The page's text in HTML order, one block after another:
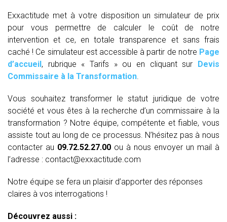
Exxactitude met à votre disposition un simulateur de prix
pour vous permettre de calculer le coût de notre
intervention et ce, en totale transparence et sans frais
caché ! Ce simulateur est accessible à partir de notre Page
d’accueil, rubrique « Tarifs » ou en cliquant sur Devis
Commissaire à la Transformation.
Vous souhaitez transformer le statut juridique de votre
société et vous êtes à la recherche d’un commissaire à la
transformation ? Notre équipe, compétente et fiable, vous
assiste tout au long de ce processus. N’hésitez pas à nous
contacter au 09.72.52.27.00 ou à nous envoyer un mail à
l’adresse : contact@exxactitude.com
Notre équipe se fera un plaisir d’apporter des réponses
claires à vos interrogations !
Découvrez aussi :